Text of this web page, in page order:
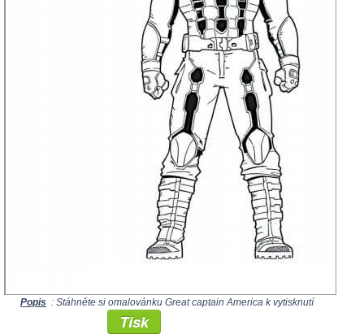
Popis : Stáhněte si omalovánku Great captain America k vytisknutí
Tisk